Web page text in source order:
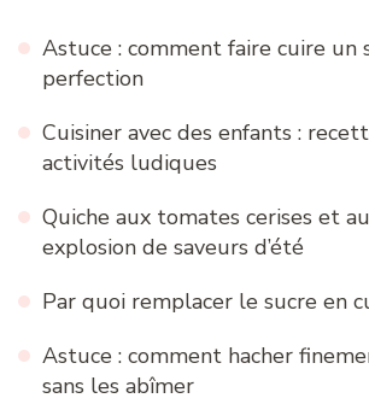
Astuce : comment faire cuire un
perfection
Cuisiner avec des enfants :
activités ludiques
Quiche aux tomates cerises et
explosion de saveurs d’été
Par quoi remplacer le sucre en
Astuce : comment hacher
sans les abîmer